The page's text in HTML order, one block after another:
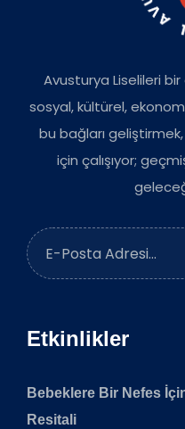
Avusturya Liselileri
sosyal, kültürel,
bu bağları
için çalışıyor;
Etkinlikler
Bebeklere Bir Nefes
Resitali